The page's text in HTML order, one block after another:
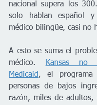
nacional supera los
solo hablan español y
médico bilingüe, casi no
A esto se suma el
médico.
Kansas no
Medicaid, el
personas de bajos
razón, miles de adultos,